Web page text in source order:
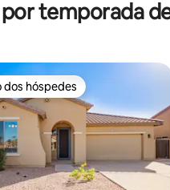
temporada
dos hóspedes
dos hóspedes